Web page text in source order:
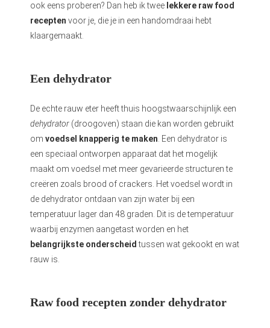
ook eens proberen? Dan heb ik twee lekkere raw food
recepten voor je, die je in een handomdraai hebt
klaargemaakt.
Een dehydrator
De echte rauw eter heeft thuis hoogstwaarschijnlijk een
dehydrator (droogoven) staan die kan worden gebruikt
om voedsel knapperig te maken. Een dehydrator is
een speciaal ontworpen apparaat dat het mogelijk
maakt om voedsel met meer gevarieerde structuren te
creëren zoals brood of crackers. Het voedsel wordt in
de dehydrator ontdaan van zijn water bij een
temperatuur lager dan 48 graden. Dit is de temperatuur
waarbij enzymen aangetast worden en het
belangrijkste onderscheid tussen wat gekookt en wat
rauw is.
Raw food recepten zonder dehydrator